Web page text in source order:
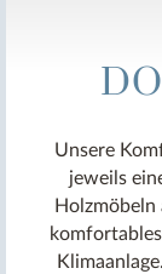
Unsere
jeweils
Holzmöbeln